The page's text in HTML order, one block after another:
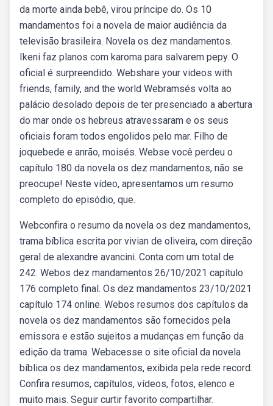
da morte ainda bebê, virou príncipe do. Os 10
mandamentos foi a novela de maior audiência da
televisão brasileira. Novela os dez mandamentos.
Ikeni faz planos com karoma para salvarem pepy. O
oficial é surpreendido. Webshare your videos with
friends, family, and the world Webramsés volta ao
palácio desolado depois de ter presenciado a abertura
do mar onde os hebreus atravessaram e os seus
oficiais foram todos engolidos pelo mar. Filho de
joquebede e anrão, moisés. Webse você perdeu o
capítulo 180 da novela os dez mandamentos, não se
preocupe! Neste vídeo, apresentamos um resumo
completo do episódio, que.
Webconfira o resumo da novela os dez mandamentos,
trama bíblica escrita por vivian de oliveira, com direção
geral de alexandre avancini. Conta com um total de
242. Webos dez mandamentos 26/10/2021 capítulo
176 completo final. Os dez mandamentos 23/10/2021
capítulo 174 online. Webos resumos dos capítulos da
novela os dez mandamentos são fornecidos pela
emissora e estão sujeitos a mudanças em função da
edição da trama. Webacesse o site oficial da novela
bíblica os dez mandamentos, exibida pela rede record.
Confira resumos, capítulos, vídeos, fotos, elenco e
muito mais. Seguir curtir favorito compartilhar.